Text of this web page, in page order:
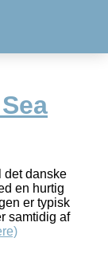
det danske
en hurtig
er typisk
samtidig af